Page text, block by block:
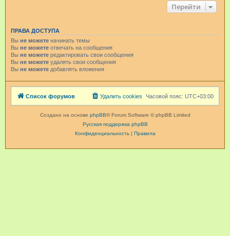
Перейти
ПРАВА ДОСТУПА
Вы не можете начинать темы
Вы не можете отвечать на сообщения
Вы не можете редактировать свои сообщения
Вы не можете удалять свои сообщения
Вы не можете добавлять вложения
Список форумов Часовой пояс: UTC+03:00
Удалить cookies
Создано на основе phpBB® Forum Software © phpBB Limited
Русская поддержка phpBB
Конфиденциальность| Правила